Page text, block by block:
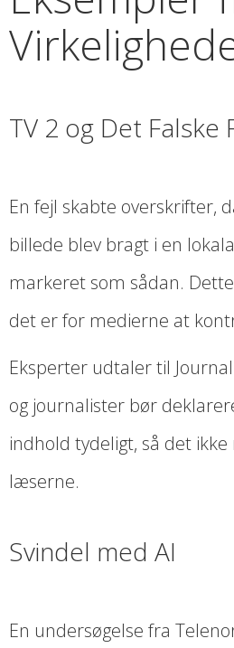
TV 2 og Det Falske
En fejl skabte overskrifter,
billede blev bragt i en
markeret som sådan.
det er for medierne at
Eksperter udtaler til
og journalister bør
indhold tydeligt, så det
læserne.
Svindel med AI
En undersøgelse fra